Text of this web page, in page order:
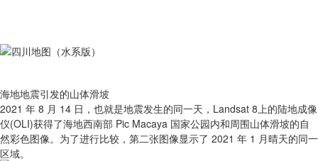
海地地震引发的山体滑坡
2021 年 8 月 14 日，也就是地震发生的同一天，Landsat 8上的陆地成像
仪(OLI)获得了海地西南部 Pic Macaya 国家公园内和周围山体滑坡的自
然彩色图像。为了进行比较，第二张图像显示了 2021 年 1 月晴天的同一
区域。